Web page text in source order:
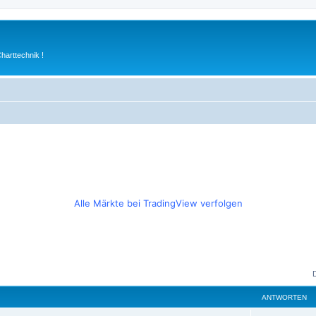
!
Alle Märkte bei TradingView verfolgen
ANTWORTEN